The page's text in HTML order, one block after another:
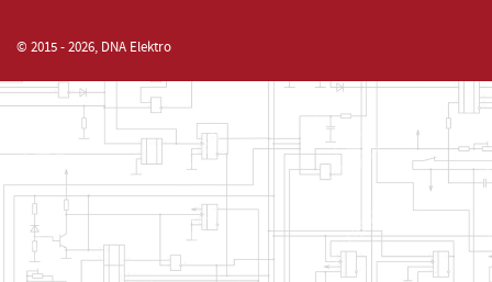
© 2015 - 2026, DNA Elektro